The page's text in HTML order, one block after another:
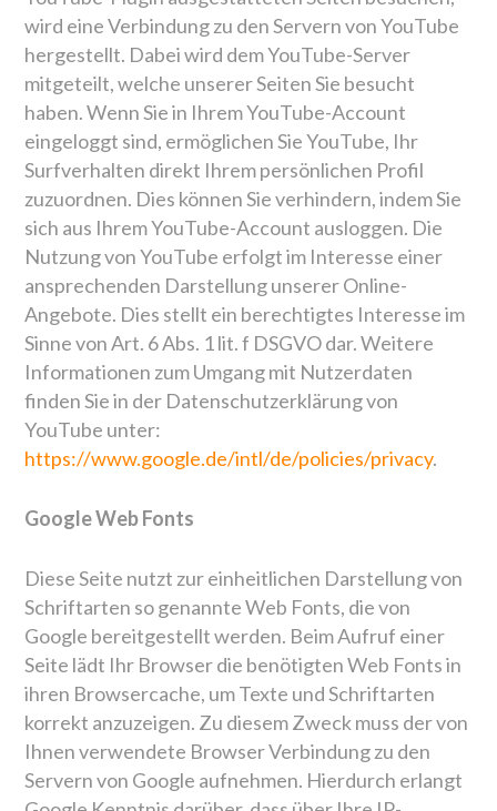
wird eine Verbindung zu den Servern von YouTube
hergestellt. Dabei wird dem YouTube-Server
mitgeteilt, welche unserer Seiten Sie besucht
haben. Wenn Sie in Ihrem YouTube-Account
eingeloggt sind, ermöglichen Sie YouTube, Ihr
Surfverhalten direkt Ihrem persönlichen Profil
zuzuordnen. Dies können Sie verhindern, indem Sie
sich aus Ihrem YouTube-Account ausloggen. Die
Nutzung von YouTube erfolgt im Interesse einer
ansprechenden Darstellung unserer Online-
Angebote. Dies stellt ein berechtigtes Interesse im
Sinne von Art. 6 Abs. 1 lit. f DSGVO dar. Weitere
Informationen zum Umgang mit Nutzerdaten
finden Sie in der Datenschutzerklärung von
YouTube unter:
https://www.google.de/intl/de/policies/privacy.
Google Web Fonts
Diese Seite nutzt zur einheitlichen Darstellung von
Schriftarten so genannte Web Fonts, die von
Google bereitgestellt werden. Beim Aufruf einer
Seite lädt Ihr Browser die benötigten Web Fonts in
ihren Browsercache, um Texte und Schriftarten
korrekt anzuzeigen. Zu diesem Zweck muss der von
Ihnen verwendete Browser Verbindung zu den
Servern von Google aufnehmen. Hierdurch erlangt